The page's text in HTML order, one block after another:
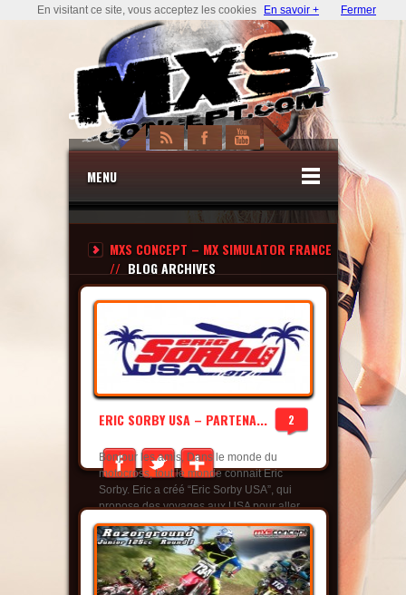
MENU
MXS CONCEPT – MX SIMULATOR FRANCE
// BLOG ARCHIVES
2
ERIC SORBY USA – PARTENA...
Bonjour les amis, Dans le monde du
motocross, tout le monde connait Eric
Sorby. Eric a créé “Eric Sorby USA”, qui
propose des voyages aux USA pour aller
voir vos plus grandes idoles à des tarifs
très compétitifs et assister aux courses
américaines. N’hésitez pas à aller faire un
tour sur son site pour plus de
renseignements : http...
En visitant ce site, vous acceptez les cookies En savoir + Fermer